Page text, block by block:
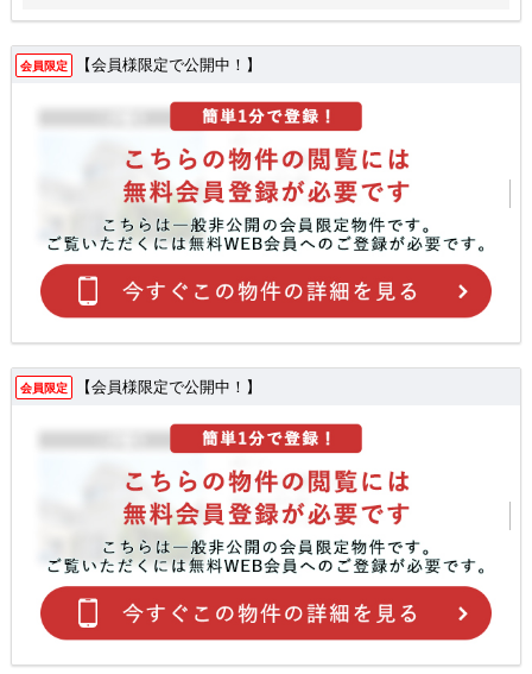
会員限定 【会員様限定で公開中！】
会員限定 【会員様限定で公開中！】